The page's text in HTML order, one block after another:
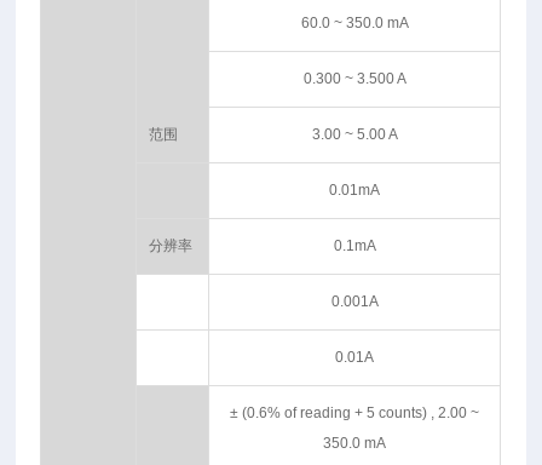
范围
60.0 ~ 350.0 mA
0.300 ~ 3.500 A
3.00 ~ 5.00 A
0.01mA
分辨率 0.1mA
0.001A
0.01A
± (0.6% of reading + 5 counts) , 2.00 ~
350.0 mA